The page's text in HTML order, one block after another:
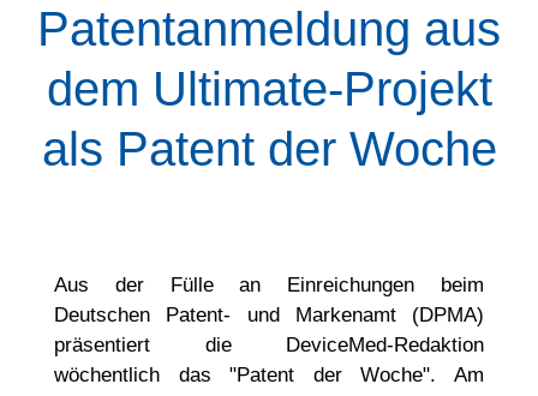
Patentanmeldung aus
dem Ultimate-Projekt
als Patent der Woche
Aus der Fülle an Einreichungen beim
Deutschen Patent- und Markenamt (DPMA)
präsentiert die DeviceMed-Redaktion
wöchentlich das "Patent der Woche". Am